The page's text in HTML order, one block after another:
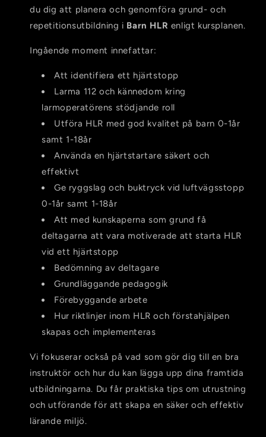
du dig att planera och genomföra grund- och
repetitionsutbildning i Barn HLR enligt kursplanen.
Ingående moment innefattar:
Att identifiera ett hjärtstopp
Larma 112 och kännedom kring
larmoperatörens stödjande roll
Utföra HLR med god kvalitet på barn 0-1år
samt 1-18år
Använda en hjärtstartare säkert och
effektivt
Ge ryggslag och buktryck vid luftvägsstopp
0-1år samt 1-18år
Att med kunskaperna som grund få
deltagarna att vara motiverade att starta HLR
vid ett hjärtstopp
Bedömning av deltagare
Grundläggande pedagogik
Förebyggande arbete
Hur riktlinjer inom HLR och förstahjälpen
skapas och implementeras
Vi fokuserar också på vad som gör dig till en bra
instruktör och hur du kan lägga upp dina framtida
utbildningarna. Du får praktiska tips om utrustning
och utförande för att skapa en säker och effektiv
lärande miljö.